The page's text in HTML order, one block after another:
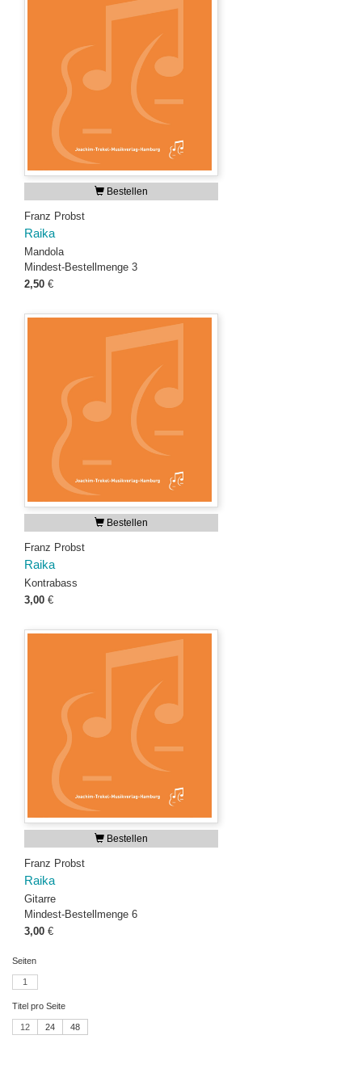
Bestellen
Franz Probst
Raika
Mandola
Mindest-Bestellmenge 3
2,50 €
Bestellen
Franz Probst
Raika
Kontrabass
3,00 €
Bestellen
Franz Probst
Raika
Gitarre
Mindest-Bestellmenge 6
3,00 €
Seiten
1
Titel pro Seite
12 24 48